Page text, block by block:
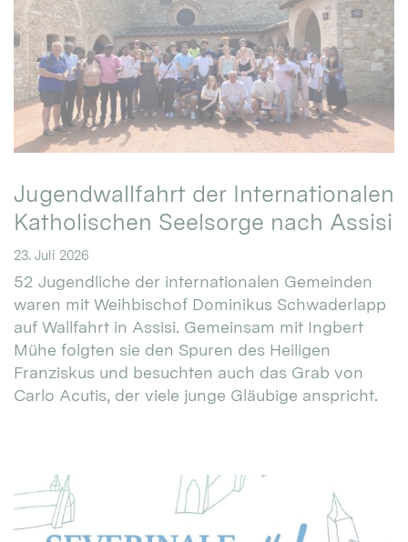
Jugendwallfahrt der Internationalen
Katholischen Seelsorge nach Assisi
23. Juli 2026
52 Jugendliche der internationalen Gemeinden
waren mit Weihbischof Dominikus Schwaderlapp
auf Wallfahrt in Assisi. Gemeinsam mit Ingbert
Mühe folgten sie den Spuren des Heiligen
Franziskus und besuchten auch das Grab von
Carlo Acutis, der viele junge Gläubige anspricht.